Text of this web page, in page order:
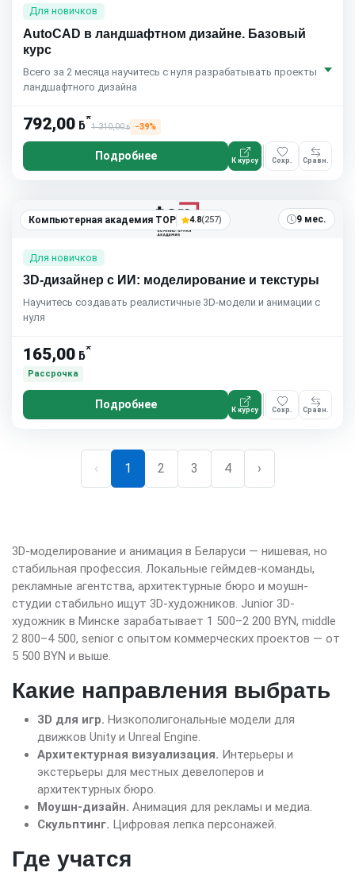
Для новичков
AutoCAD в ландшафтном дизайне. Базовый
курс
Всего за 2 месяца научитесь с нуля разрабатывать проекты
ландшафтного дизайна
792,00 ƃ*
1 310,00ƃ −39%
Подробнее К курсу Сохр. Сравн.
Компьютерная академия TOP 4.8(257) 9 мес.
Для новичков
3D-дизайнер с ИИ: моделирование и текстуры
Научитесь создавать реалистичные 3D-модели и анимации с
нуля
165,00 ƃ*
Рассрочка
Подробнее К курсу Сохр. Сравн.
‹ 1 2 3 4 ›
3D-моделирование и анимация в Беларуси — нишевая, но
стабильная профессия. Локальные геймдев-команды,
рекламные агентства, архитектурные бюро и моушн-
студии стабильно ищут 3D-художников. Junior 3D-
художник в Минске зарабатывает 1 500–2 200 BYN, middle
2 800–4 500, senior с опытом коммерческих проектов — от
5 500 BYN и выше.
Какие направления выбрать
3D для игр. Низкополигональные модели для
движков Unity и Unreal Engine.
Архитектурная визуализация. Интерьеры и
экстерьеры для местных девелоперов и
архитектурных бюро.
Моушн-дизайн. Анимация для рекламы и медиа.
Скульптинг. Цифровая лепка персонажей.
Где учатся